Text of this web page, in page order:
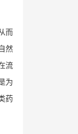
而
然
流
为
药